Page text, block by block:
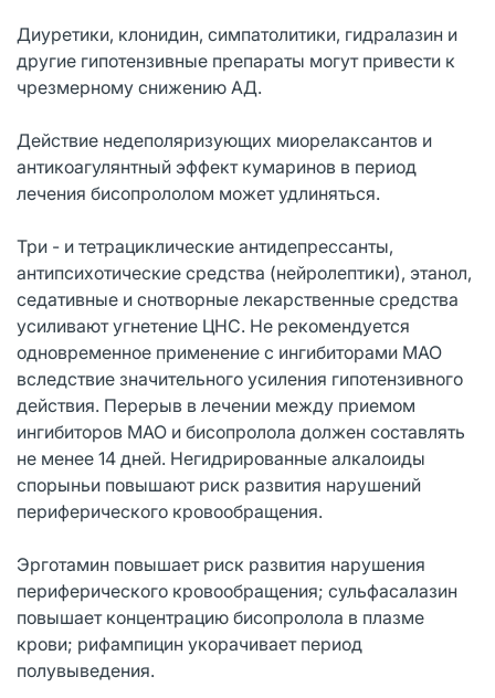
Диуретики, клонидин, симпатолитики, гидралазин и
другие гипотензивные препараты могут привести к
чрезмерному снижению АД.
Действие недеполяризующих миорелаксантов и
антикоагулянтный эффект кумаринов в период
лечения бисопрололом может удлиняться.
Три - и тетрациклические антидепрессанты,
антипсихотические средства (нейролептики), этанол,
седативные и снотворные лекарственные средства
усиливают угнетение ЦНС. Не рекомендуется
одновременное применение с ингибиторами МАО
вследствие значительного усиления гипотензивного
действия. Перерыв в лечении между приемом
ингибиторов МАО и бисопролола должен составлять
не менее 14 дней. Негидрированные алкалоиды
спорыньи повышают риск развития нарушений
периферического кровообращения.
Эрготамин повышает риск развития нарушения
периферического кровообращения; сульфасалазин
повышает концентрацию бисопролола в плазме
крови; рифампицин укорачивает период
полувыведения.